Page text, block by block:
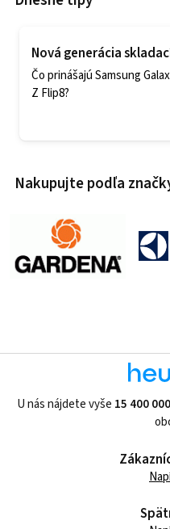
Nová generácia
Čo prinášajú Samsung
Z Flip8?
Nakupujte podľa
U nás nájdete vyše 15 400 000